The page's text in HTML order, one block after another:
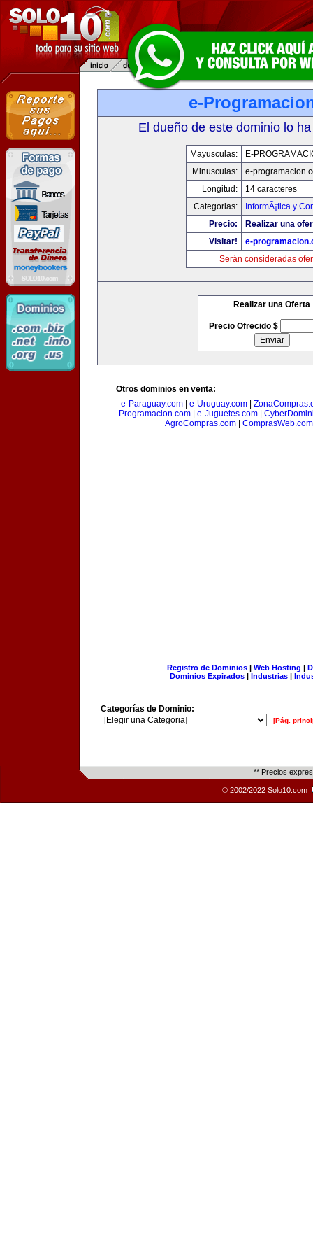
e-
El dueño de este dominio lo
Mayusculas:
E-
Minusculas:
e-
Longitud:
14 caracteres
Categorias:
InformÃ¡tica y
Precio:
Realizar una
Visitar!
e-
Serán consideradas
Realizar una Oferta
Precio Ofrecido $
Otros dominios en venta:
e-Paraguay.com| e-Uruguay.com|
Programacion.com| e-Juguetes.com|
AgroCompras.com| ComprasWeb.com
Registro de Dominios| Web Hosting |
Dominios Expirados | Industrias |
Categorías de Dominio:
[Pág.
** Precios
© 2002/2022 Solo10.com